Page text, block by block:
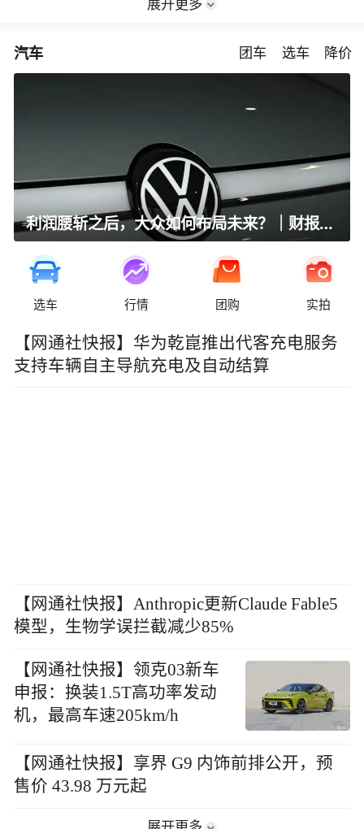
展开更多
汽车 团车 选车 降价
利润腰斩之后，大众如何布局未来？｜财报全视角
选车 行情 团购 实拍
【网通社快报】华为乾崑推出代客充电服务
支持车辆自主导航充电及自动结算
【网通社快报】Anthropic更新Claude Fable5
模型，生物学误拦截减少85%
【网通社快报】领克03新车
申报：换装1.5T高功率发动
机，最高车速205km/h
【网通社快报】享界 G9 内饰前排公开，预
售价 43.98 万元起